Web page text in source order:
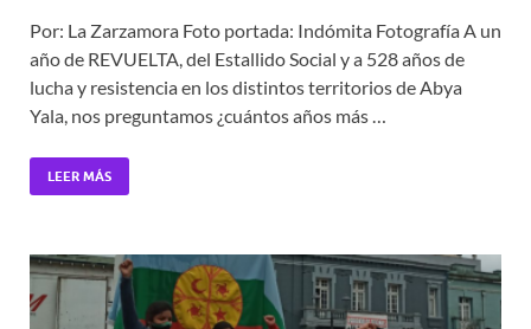
Por: La Zarzamora Foto portada: Indómita Fotografía A un
año de REVUELTA, del Estallido Social y a 528 años de
lucha y resistencia en los distintos territorios de Abya
Yala, nos preguntamos ¿cuántos años más …
LEER MÁS